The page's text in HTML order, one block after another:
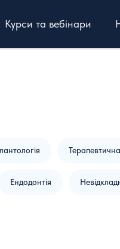
Курси та вебінари
Ендодонтія